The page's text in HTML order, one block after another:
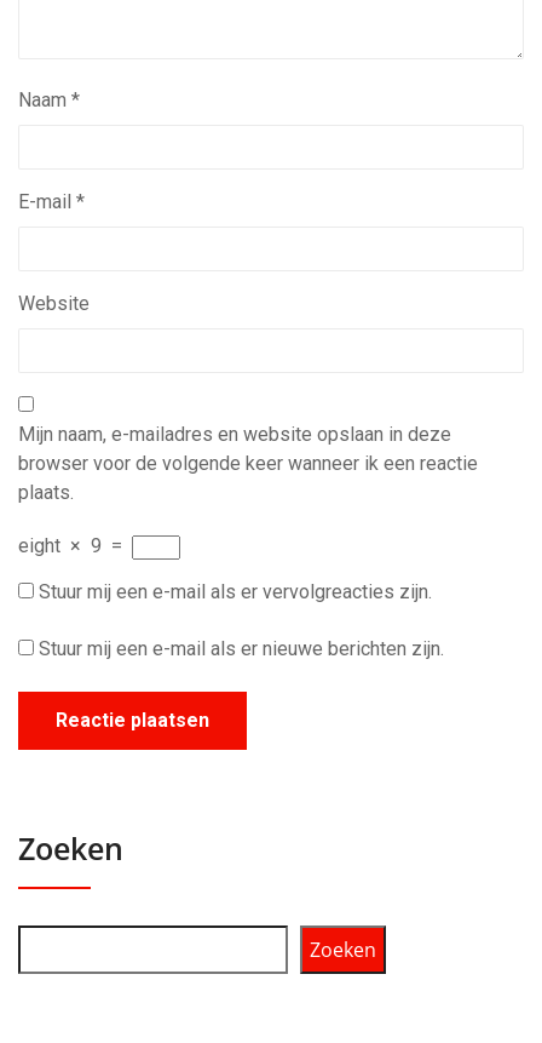
Naam *
E-mail *
Website
Mijn naam, e-mailadres en website opslaan in deze
browser voor de volgende keer wanneer ik een reactie
plaats.
eight × 9 =
Stuur mij een e-mail als er vervolgreacties zijn.
Stuur mij een e-mail als er nieuwe berichten zijn.
Zoeken
Zoeken